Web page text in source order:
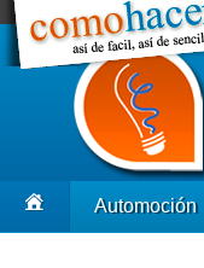
Automoción